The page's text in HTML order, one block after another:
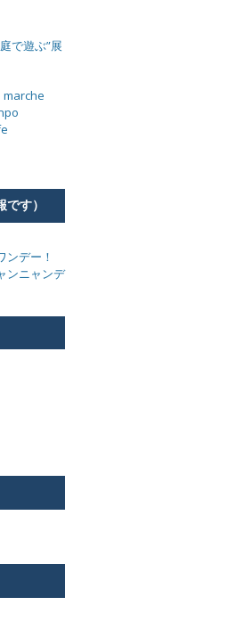
で遊ぶ”展
す）
ンデー！
ンニャンデ